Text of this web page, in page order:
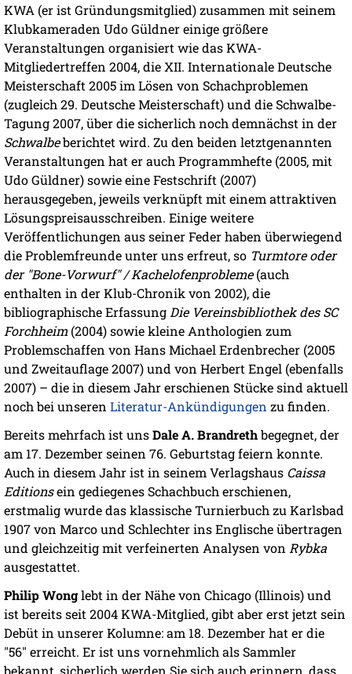
KWA (er ist Gründungsmitglied) zusammen mit seinem
Klubkameraden Udo Güldner einige größere
Veranstaltungen organisiert wie das KWA-
Mitgliedertreffen 2004, die XII. Internationale Deutsche
Meisterschaft 2005 im Lösen von Schachproblemen
(zugleich 29. Deutsche Meisterschaft) und die Schwalbe-
Tagung 2007, über die sicherlich noch demnächst in der
Schwalbeberichtet wird. Zu den beiden letztgenannten
Veranstaltungen hat er auch Programmhefte (2005, mit
Udo Güldner) sowie eine Festschrift (2007)
herausgegeben, jeweils verknüpft mit einem attraktiven
Lösungspreisausschreiben. Einige weitere
Veröffentlichungen aus seiner Feder haben überwiegend
die Problemfreunde unter uns erfreut, so Turmtore oder
der "Bone-Vorwurf" / Kachelofenprobleme(auch
enthalten in der Klub-Chronik von 2002), die
bibliographische Erfassung Die Vereinsbibliothek des SC
Forchheim(2004) sowie kleine Anthologien zum
Problemschaffen von Hans Michael Erdenbrecher (2005
und Zweitauflage 2007) und von Herbert Engel (ebenfalls
2007) – die in diesem Jahr erschienen Stücke sind aktuell
noch bei unseren Literatur-Ankündigungen zu finden.
Bereits mehrfach ist unsDale A. Brandrethbegegnet, der
am 17. Dezember seinen 76. Geburtstag feiern konnte.
Auch in diesem Jahr ist in seinem Verlagshaus Caissa
Editionsein gediegenes Schachbuch erschienen,
erstmalig wurde das klassische Turnierbuch zu Karlsbad
1907 von Marco und Schlechter ins Englische übertragen
und gleichzeitig mit verfeinerten Analysen von Rybka
ausgestattet.
Philip Wonglebt in der Nähe von Chicago (Illinois) und
ist bereits seit 2004 KWA-Mitglied, gibt aber erst jetzt sein
Debüt in unserer Kolumne: am 18. Dezember hat er die
"56" erreicht. Er ist uns vornehmlich als Sammler
bekannt, sicherlich werden Sie sich auch erinnern, dass